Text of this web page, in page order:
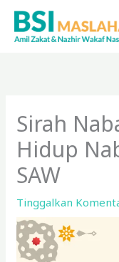
Lewati
konten
Sirah
Hidup
SAW
Tinggalkan